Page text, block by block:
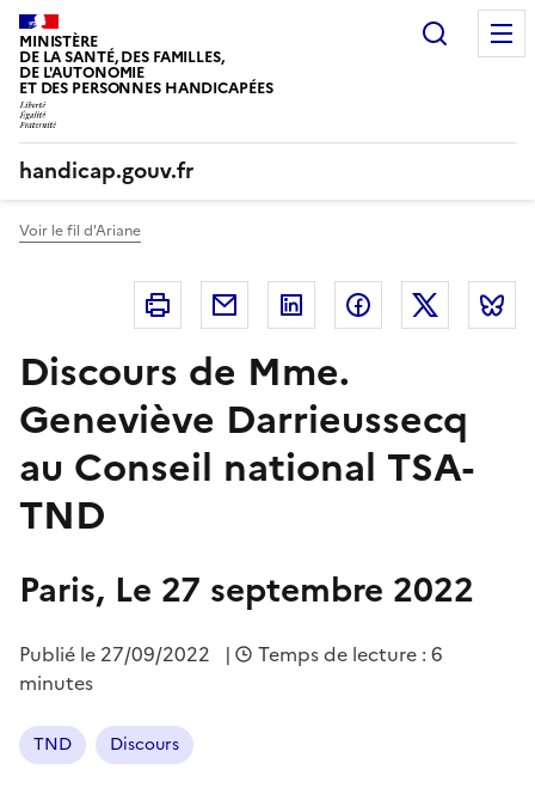
Panneau de gestion des cookies
MINISTÈRE
DE LA SANTÉ, DES FAMILLES,
DE L'AUTONOMIE
ET DES PERSONNES HANDICAPÉES
handicap.gouv.fr
Voir le fil d'Ariane
Imprimer Courriel Linkedin FacebookTwitter
Discours de Mme.
Geneviève Darrieussecq
au Conseil national TSA-
TND
Paris, Le 27 septembre 2022
Publié le 27/09/2022 |
Temps de lecture : 6
minutes
TND Discours